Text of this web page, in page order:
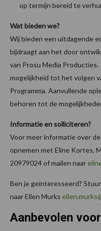
op termijn bereid te
Wat bieden we?
Wij bieden een uitdagende
bijdraagt aan het door
van Prosu Media
mogelijkheid tot het volgen
Programma. Aanvullende
behoren tot de
Informatie en solliciteren?
Voor meer informatie over
opnemen met Eline Kortes,
20979024 of mailen naar
Ben je geïnteresseerd?
naar Ellen Murks
Aanbevolen